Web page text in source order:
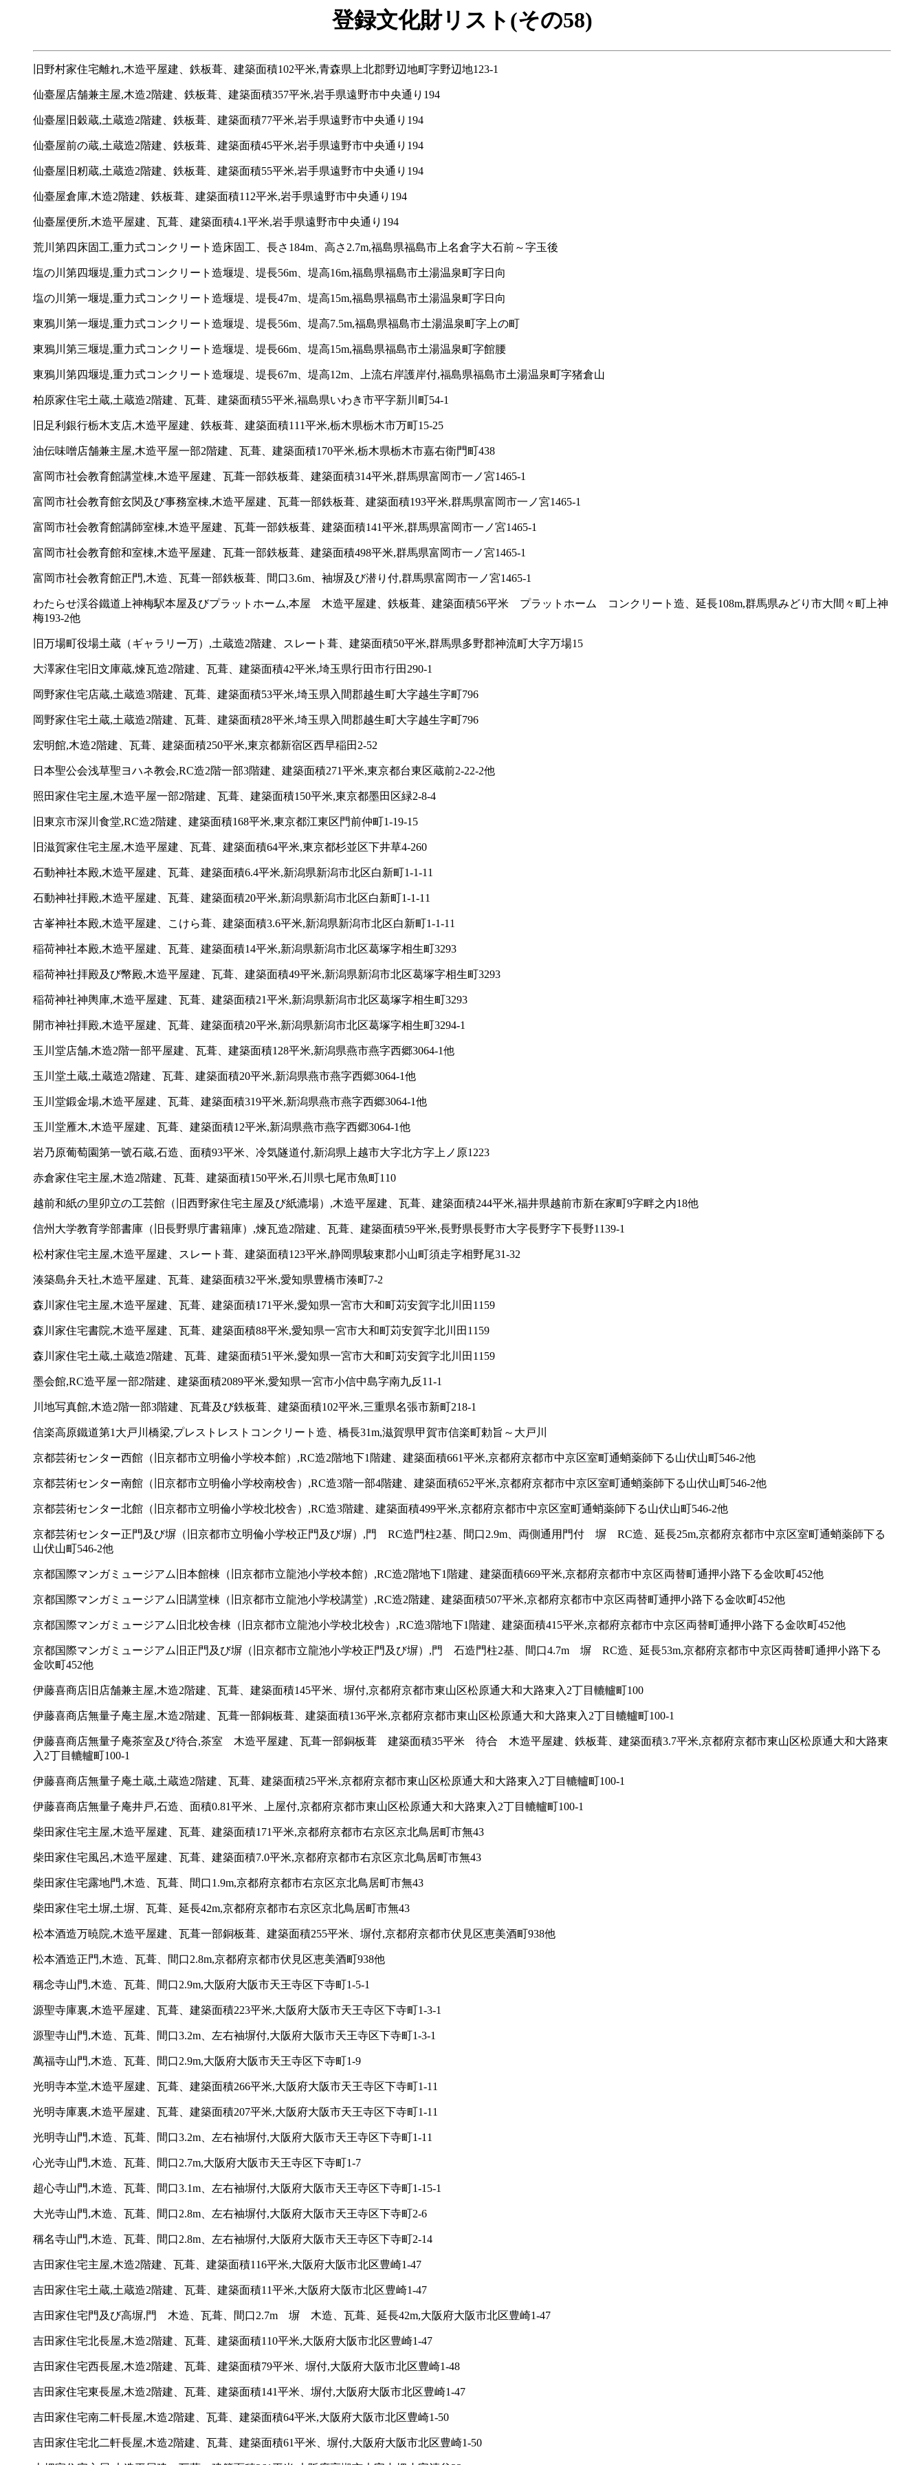
登録文化財リスト(その58)
旧野村家住宅離れ,木造平屋建、鉄板葺、建築面積102平米,青森県上北郡野辺地町字野辺地123-1
仙臺屋店舗兼主屋,木造2階建、鉄板葺、建築面積357平米,岩手県遠野市中央通り194
仙臺屋旧穀蔵,土蔵造2階建、鉄板葺、建築面積77平米,岩手県遠野市中央通り194
仙臺屋前の蔵,土蔵造2階建、鉄板葺、建築面積45平米,岩手県遠野市中央通り194
仙臺屋旧籾蔵,土蔵造2階建、鉄板葺、建築面積55平米,岩手県遠野市中央通り194
仙臺屋倉庫,木造2階建、鉄板葺、建築面積112平米,岩手県遠野市中央通り194
仙臺屋便所,木造平屋建、瓦葺、建築面積4.1平米,岩手県遠野市中央通り194
荒川第四床固工,重力式コンクリート造床固工、長さ184m、高さ2.7m,福島県福島市上名倉字大石前～字玉後
塩の川第四堰堤,重力式コンクリート造堰堤、堤長56m、堤高16m,福島県福島市土湯温泉町字日向
塩の川第一堰堤,重力式コンクリート造堰堤、堤長47m、堤高15m,福島県福島市土湯温泉町字日向
東鴉川第一堰堤,重力式コンクリート造堰堤、堤長56m、堤高7.5m,福島県福島市土湯温泉町字上の町
東鴉川第三堰堤,重力式コンクリート造堰堤、堤長66m、堤高15m,福島県福島市土湯温泉町字館腰
東鴉川第四堰堤,重力式コンクリート造堰堤、堤長67m、堤高12m、上流右岸護岸付,福島県福島市土湯温泉町字猪倉山
柏原家住宅土蔵,土蔵造2階建、瓦葺、建築面積55平米,福島県いわき市平字新川町54-1
旧足利銀行栃木支店,木造平屋建、鉄板葺、建築面積111平米,栃木県栃木市万町15-25
油伝味噌店舗兼主屋,木造平屋一部2階建、瓦葺、建築面積170平米,栃木県栃木市嘉右衛門町438
富岡市社会教育館講堂棟,木造平屋建、瓦葺一部鉄板葺、建築面積314平米,群馬県富岡市一ノ宮1465-1
富岡市社会教育館玄関及び事務室棟,木造平屋建、瓦葺一部鉄板葺、建築面積193平米,群馬県富岡市一ノ宮1465-1
富岡市社会教育館講師室棟,木造平屋建、瓦葺一部鉄板葺、建築面積141平米,群馬県富岡市一ノ宮1465-1
富岡市社会教育館和室棟,木造平屋建、瓦葺一部鉄板葺、建築面積498平米,群馬県富岡市一ノ宮1465-1
富岡市社会教育館正門,木造、瓦葺一部鉄板葺、間口3.6m、袖塀及び潜り付,群馬県富岡市一ノ宮1465-1
わたらせ渓谷鐵道上神梅駅本屋及びプラットホーム,本屋 木造平屋建、鉄板葺、建築面積56平米 プラットホーム コンクリート造、延長108m,群馬県みどり市大間々町上神
梅193-2他
旧万場町役場土蔵（ギャラリー万）,土蔵造2階建、スレート葺、建築面積50平米,群馬県多野郡神流町大字万場15
大澤家住宅旧文庫蔵,煉瓦造2階建、瓦葺、建築面積42平米,埼玉県行田市行田290-1
岡野家住宅店蔵,土蔵造3階建、瓦葺、建築面積53平米,埼玉県入間郡越生町大字越生字町796
岡野家住宅土蔵,土蔵造2階建、瓦葺、建築面積28平米,埼玉県入間郡越生町大字越生字町796
宏明館,木造2階建、瓦葺、建築面積250平米,東京都新宿区西早稲田2-52
日本聖公会浅草聖ヨハネ教会,RC造2階一部3階建、建築面積271平米,東京都台東区蔵前2-22-2他
照田家住宅主屋,木造平屋一部2階建、瓦葺、建築面積150平米,東京都墨田区緑2-8-4
旧東京市深川食堂,RC造2階建、建築面積168平米,東京都江東区門前仲町1-19-15
旧滋賀家住宅主屋,木造平屋建、瓦葺、建築面積64平米,東京都杉並区下井草4-260
石動神社本殿,木造平屋建、瓦葺、建築面積6.4平米,新潟県新潟市北区白新町1-1-11
石動神社拝殿,木造平屋建、瓦葺、建築面積20平米,新潟県新潟市北区白新町1-1-11
古峯神社本殿,木造平屋建、こけら葺、建築面積3.6平米,新潟県新潟市北区白新町1-1-11
稲荷神社本殿,木造平屋建、瓦葺、建築面積14平米,新潟県新潟市北区葛塚字相生町3293
稲荷神社拝殿及び幣殿,木造平屋建、瓦葺、建築面積49平米,新潟県新潟市北区葛塚字相生町3293
稲荷神社神輿庫,木造平屋建、瓦葺、建築面積21平米,新潟県新潟市北区葛塚字相生町3293
開市神社拝殿,木造平屋建、瓦葺、建築面積20平米,新潟県新潟市北区葛塚字相生町3294-1
玉川堂店舗,木造2階一部平屋建、瓦葺、建築面積128平米,新潟県燕市燕字西郷3064-1他
玉川堂土蔵,土蔵造2階建、瓦葺、建築面積20平米,新潟県燕市燕字西郷3064-1他
玉川堂鍛金場,木造平屋建、瓦葺、建築面積319平米,新潟県燕市燕字西郷3064-1他
玉川堂雁木,木造平屋建、瓦葺、建築面積12平米,新潟県燕市燕字西郷3064-1他
岩乃原葡萄園第一號石蔵,石造、面積93平米、冷気隧道付,新潟県上越市大字北方字上ノ原1223
赤倉家住宅主屋,木造2階建、瓦葺、建築面積150平米,石川県七尾市魚町110
越前和紙の里卯立の工芸館（旧西野家住宅主屋及び紙漉場）,木造平屋建、瓦葺、建築面積244平米,福井県越前市新在家町9字畔之内18他
信州大学教育学部書庫（旧長野県庁書籍庫）,煉瓦造2階建、瓦葺、建築面積59平米,長野県長野市大字長野字下長野1139-1
松村家住宅主屋,木造平屋建、スレート葺、建築面積123平米,静岡県駿東郡小山町須走字相野尾31-32
湊築島弁天社,木造平屋建、瓦葺、建築面積32平米,愛知県豊橋市湊町7-2
森川家住宅主屋,木造平屋建、瓦葺、建築面積171平米,愛知県一宮市大和町苅安賀字北川田1159
森川家住宅書院,木造平屋建、瓦葺、建築面積88平米,愛知県一宮市大和町苅安賀字北川田1159
森川家住宅土蔵,土蔵造2階建、瓦葺、建築面積51平米,愛知県一宮市大和町苅安賀字北川田1159
墨会館,RC造平屋一部2階建、建築面積2089平米,愛知県一宮市小信中島字南九反11-1
川地写真館,木造2階一部3階建、瓦葺及び鉄板葺、建築面積102平米,三重県名張市新町218-1
信楽高原鐵道第1大戸川橋梁,プレストレストコンクリート造、橋長31m,滋賀県甲賀市信楽町勅旨～大戸川
京都芸術センター西館（旧京都市立明倫小学校本館）,RC造2階地下1階建、建築面積661平米,京都府京都市中京区室町通蛸薬師下る山伏山町546-2他
京都芸術センター南館（旧京都市立明倫小学校南校舎）,RC造3階一部4階建、建築面積652平米,京都府京都市中京区室町通蛸薬師下る山伏山町546-2他
京都芸術センター北館（旧京都市立明倫小学校北校舎）,RC造3階建、建築面積499平米,京都府京都市中京区室町通蛸薬師下る山伏山町546-2他
京都芸術センター正門及び塀（旧京都市立明倫小学校正門及び塀）,門 RC造門柱2基、間口2.9m、両側通用門付 塀 RC造、延長25m,京都府京都市中京区室町通蛸薬師下る
山伏山町546-2他
京都国際マンガミュージアム旧本館棟（旧京都市立龍池小学校本館）,RC造2階地下1階建、建築面積669平米,京都府京都市中京区両替町通押小路下る金吹町452他
京都国際マンガミュージアム旧講堂棟（旧京都市立龍池小学校講堂）,RC造2階建、建築面積507平米,京都府京都市中京区両替町通押小路下る金吹町452他
京都国際マンガミュージアム旧北校舎棟（旧京都市立龍池小学校北校舎）,RC造3階地下1階建、建築面積415平米,京都府京都市中京区両替町通押小路下る金吹町452他
京都国際マンガミュージアム旧正門及び塀（旧京都市立龍池小学校正門及び塀）,門 石造門柱2基、間口4.7m 塀 RC造、延長53m,京都府京都市中京区両替町通押小路下る
金吹町452他
伊藤喜商店旧店舗兼主屋,木造2階建、瓦葺、建築面積145平米、塀付,京都府京都市東山区松原通大和大路東入2丁目轆轤町100
伊藤喜商店無量子庵主屋,木造2階建、瓦葺一部銅板葺、建築面積136平米,京都府京都市東山区松原通大和大路東入2丁目轆轤町100-1
伊藤喜商店無量子庵茶室及び待合,茶室 木造平屋建、瓦葺一部銅板葺 建築面積35平米 待合 木造平屋建、鉄板葺、建築面積3.7平米,京都府京都市東山区松原通大和大路東
入2丁目轆轤町100-1
伊藤喜商店無量子庵土蔵,土蔵造2階建、瓦葺、建築面積25平米,京都府京都市東山区松原通大和大路東入2丁目轆轤町100-1
伊藤喜商店無量子庵井戸,石造、面積0.81平米、上屋付,京都府京都市東山区松原通大和大路東入2丁目轆轤町100-1
柴田家住宅主屋,木造平屋建、瓦葺、建築面積171平米,京都府京都市右京区京北鳥居町市無43
柴田家住宅風呂,木造平屋建、瓦葺、建築面積7.0平米,京都府京都市右京区京北鳥居町市無43
柴田家住宅露地門,木造、瓦葺、間口1.9m,京都府京都市右京区京北鳥居町市無43
柴田家住宅土塀,土塀、瓦葺、延長42m,京都府京都市右京区京北鳥居町市無43
松本酒造万暁院,木造平屋建、瓦葺一部銅板葺、建築面積255平米、塀付,京都府京都市伏見区恵美酒町938他
松本酒造正門,木造、瓦葺、間口2.8m,京都府京都市伏見区恵美酒町938他
稱念寺山門,木造、瓦葺、間口2.9m,大阪府大阪市天王寺区下寺町1-5-1
源聖寺庫裏,木造平屋建、瓦葺、建築面積223平米,大阪府大阪市天王寺区下寺町1-3-1
源聖寺山門,木造、瓦葺、間口3.2m、左右袖塀付,大阪府大阪市天王寺区下寺町1-3-1
萬福寺山門,木造、瓦葺、間口2.9m,大阪府大阪市天王寺区下寺町1-9
光明寺本堂,木造平屋建、瓦葺、建築面積266平米,大阪府大阪市天王寺区下寺町1-11
光明寺庫裏,木造平屋建、瓦葺、建築面積207平米,大阪府大阪市天王寺区下寺町1-11
光明寺山門,木造、瓦葺、間口3.2m、左右袖塀付,大阪府大阪市天王寺区下寺町1-11
心光寺山門,木造、瓦葺、間口2.7m,大阪府大阪市天王寺区下寺町1-7
超心寺山門,木造、瓦葺、間口3.1m、左右袖塀付,大阪府大阪市天王寺区下寺町1-15-1
大光寺山門,木造、瓦葺、間口2.8m、左右袖塀付,大阪府大阪市天王寺区下寺町2-6
稱名寺山門,木造、瓦葺、間口2.8m、左右袖塀付,大阪府大阪市天王寺区下寺町2-14
吉田家住宅主屋,木造2階建、瓦葺、建築面積116平米,大阪府大阪市北区豊崎1-47
吉田家住宅土蔵,土蔵造2階建、瓦葺、建築面積11平米,大阪府大阪市北区豊崎1-47
吉田家住宅門及び高塀,門 木造、瓦葺、間口2.7m 塀 木造、瓦葺、延長42m,大阪府大阪市北区豊崎1-47
吉田家住宅北長屋,木造2階建、瓦葺、建築面積110平米,大阪府大阪市北区豊崎1-47
吉田家住宅西長屋,木造2階建、瓦葺、建築面積79平米、塀付,大阪府大阪市北区豊崎1-48
吉田家住宅東長屋,木造2階建、瓦葺、建築面積141平米、塀付,大阪府大阪市北区豊崎1-47
吉田家住宅南二軒長屋,木造2階建、瓦葺、建築面積64平米,大阪府大阪市北区豊崎1-50
吉田家住宅北二軒長屋,木造2階建、瓦葺、建築面積61平米、塀付,大阪府大阪市北区豊崎1-50